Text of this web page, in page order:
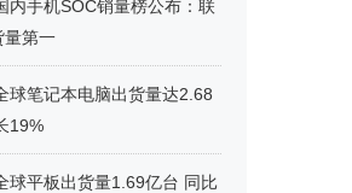
内手机SOC销量榜公布：联
量第一
球笔记本电脑出货量达2.68
19%
球平板出货量1.69亿台 同比